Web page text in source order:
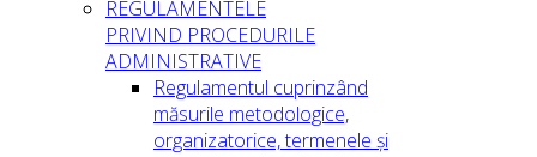
REGULAMENTELE
PRIVIND PROCEDURILE
ADMINISTRATIVE
Regulamentul cuprinzând
măsurile metodologice,
organizatorice, termenele și